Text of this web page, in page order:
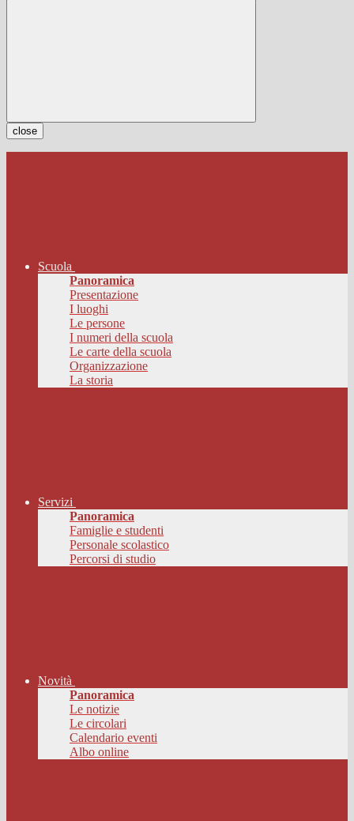
close
Scuola
Panoramica
Presentazione
I luoghi
Le persone
I numeri della scuola
Le carte della scuola
Organizzazione
La storia
Servizi
Panoramica
Famiglie e studenti
Personale scolastico
Percorsi di studio
Novità
Panoramica
Le notizie
Le circolari
Calendario eventi
Albo online